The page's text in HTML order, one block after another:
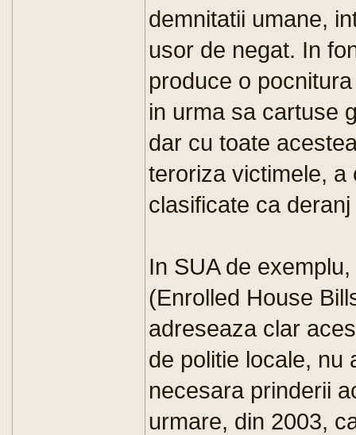
demnitatii umane,
usor de negat. In
produce o
in urma sa cartuse
dar cu toate
teroriza victimele, a
clasificate ca
In SUA de
(Enrolled House
adreseaza clar
de politie locale, nu
necesara prinderii
urmare, din 2003,